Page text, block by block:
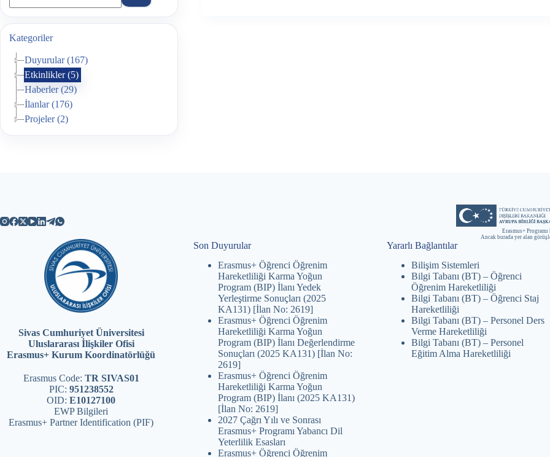
Kategoriler
Duyurular (167)
Etkinlikler (5)
Haberler (29)
İlanlar (176)
Projeler (2)
Erasmus+
Ancak burada yer alan
Sivas Cumhuriyet Üniversitesi
Uluslararası İlişkiler Ofisi
Erasmus+ Kurum Koordinatörlüğü
Erasmus Code: TR SIVAS01
PIC: 951238552
OID:E10127100
EWP Bilgileri
Erasmus+ Partner Identification (PIF)
Son Duyurular
Erasmus+ Öğrenci Öğrenim
Hareketliliği Karma Yoğun
Program (BIP) İlanı Yedek
Yerleştirme Sonuçları (2025
KA131) [İlan No: 2619]
Erasmus+ Öğrenci Öğrenim
Hareketliliği Karma Yoğun
Program (BIP) İlanı Değerlendirme
Sonuçları (2025 KA131) [İlan No:
2619]
Erasmus+ Öğrenci Öğrenim
Hareketliliği Karma Yoğun
Program (BIP) İlanı (2025 KA131)
[İlan No: 2619]
2027 Çağrı Yılı ve Sonrası
Erasmus+ Programı Yabancı Dil
Yeterlilik Esasları
Erasmus+ Öğrenci Öğrenim
Yararlı Bağlantılar
Bilişim Sistemleri
Bilgi Tabanı (BT) – Öğrenci
Öğrenim Hareketliliği
Bilgi Tabanı (BT) – Öğrenci Staj
Hareketliliği
Bilgi Tabanı (BT) – Personel Ders
Verme Hareketliliği
Bilgi Tabanı (BT) – Personel
Eğitim Alma Hareketliliği